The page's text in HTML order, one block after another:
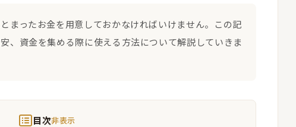
まったお金を用意しておかなければいけません。この記
、資金を集める際に使える方法について解説していきま
目次非表示